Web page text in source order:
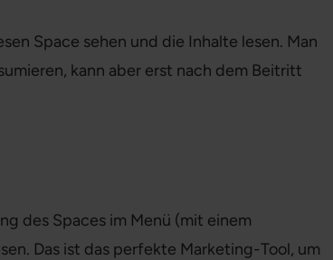
Space sehen und die Inhalte lesen. Man
kann aber erst nach dem Beitritt
des Spaces im Menü (mit einem
Das ist das perfekte Marketing-Tool, um